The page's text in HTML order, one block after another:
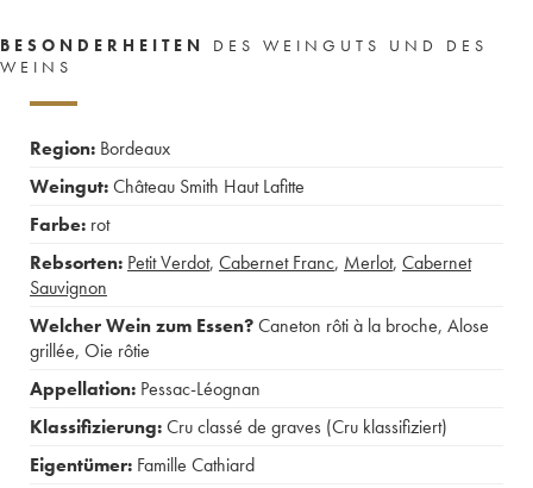
BESONDERHEITEN
DES WEINGUTS UND DES
WEINS
Region: Bordeaux
Weingut:Château Smith Haut Lafitte
Farbe: rot
Rebsorten: Petit Verdot, Cabernet Franc, Merlot, Cabernet
Sauvignon
Welcher Wein zum Essen?Caneton rôti à la broche, Alose
grillée, Oie rôtie
Appellation: Pessac-Léognan
Klassifizierung:Cru classé de graves (Cru klassifiziert)
Eigentümer: Famille Cathiard